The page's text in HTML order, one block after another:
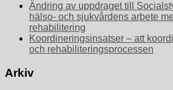
Ändring av uppdraget till
hälso- och sjukvårdens arbete
rehabilitering
Koordineringsinsatser – att
och rehabiliteringsprocessen
Arkiv